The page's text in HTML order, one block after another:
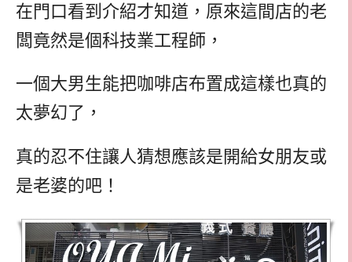
在門口看到介紹才知道，原來這間店的老
闆竟然是個科技業工程師，
一個大男生能把咖啡店布置成這樣也真的
太夢幻了，
真的忍不住讓人猜想應該是開給女朋友或
是老婆的吧！